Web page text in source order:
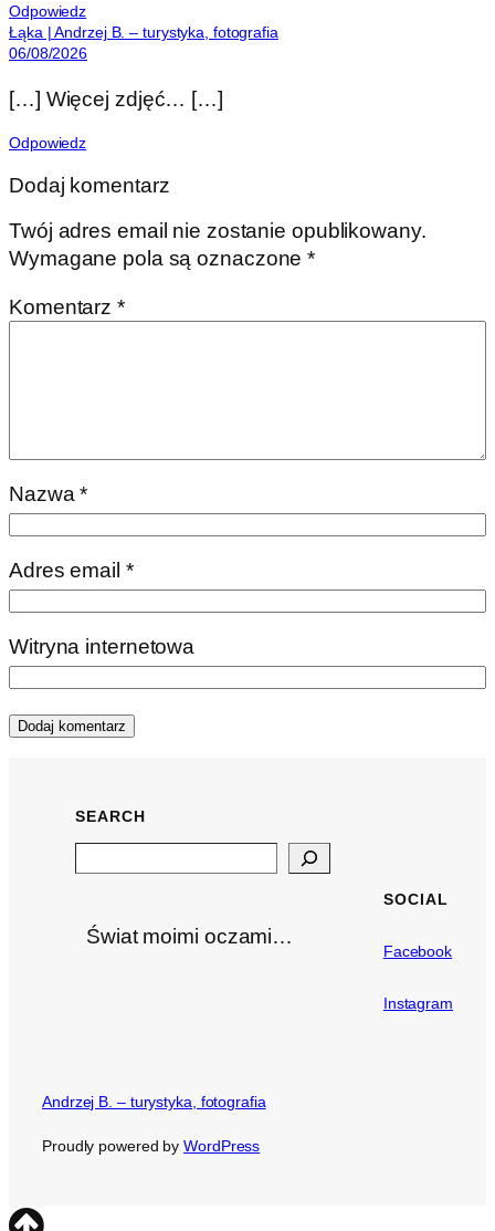
Odpowiedz
Łąka | Andrzej B. – turystyka, fotografia
06/08/2026
[…] Więcej zdjęć… […]
Odpowiedz
Dodaj komentarz
Twój adres email nie zostanie opublikowany.
Wymagane pola są oznaczone*
Komentarz*
Nazwa*
Adres email *
Witryna internetowa
SEARCH
Świat moimi oczami…
SOCIAL
Facebook
Instagram
Andrzej B. – turystyka, fotografia
Proudly powered byWordPress